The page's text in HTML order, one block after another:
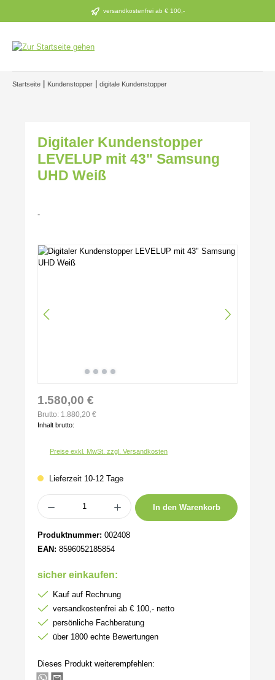
Zum Hauptinhalt springen versandkostenfrei ab € 100,-
Startseite Kundenstopper digitale Kundenstopper
Digitaler Kundenstopper
LEVELUP mit 43" Samsung
UHD Weiß
-
Bildergalerie überspringen
1.580,00 €
Brutto: 1.880,20 €
Inhalt brutto:
Preise exkl. MwSt. zzgl. Versandkosten
Lieferzeit 10-12 Tage
Produkt Anzahl: Gib den gewünschten Wert ein oder benutze die Schaltflächen
In den Warenkorb
Produktnummer: 002408
EAN: 8596052185854
sicher einkaufen:
Kauf auf Rechnung
versandkostenfrei ab € 100,- netto
persönliche Fachberatung
über 1800 echte Bewertungen
Dieses Produkt weiterempfehlen: